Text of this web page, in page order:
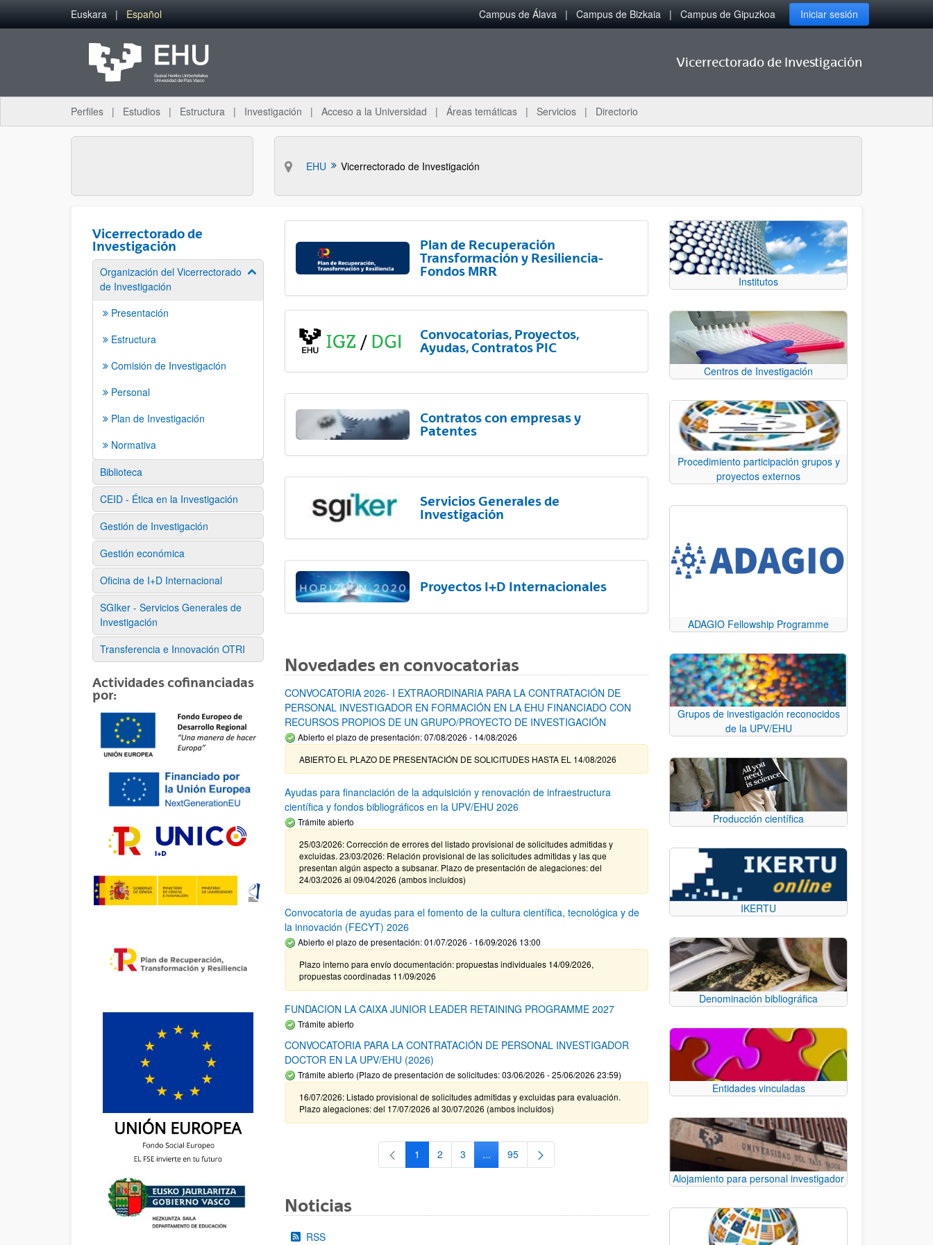
Saltar al contenido principal
Euskara Español Campus de Álava Campus de Bizkaia Campus de Gipuzkoa Iniciar sesión
Vicerrectorado de Investigación
Perfiles Estudios Estructura Investigación Acceso a la Universidad Áreas temáticas Servicios Directorio
EHU Vicerrectorado de Investigación
Vicerrectorado de
Investigación
Organización del Vicerrectorado
de Investigación
Mostrar/ocultar subpáginas
Presentación
Estructura
Comisión de Investigación
Personal
Plan de Investigación
Normativa
Biblioteca
CEID - Ética en la Investigación
Gestión de Investigación
Gestión económica
Oficina de I+D Internacional
SGIker - Servicios Generales de
Investigación
Transferencia e Innovación OTRI
Actividades cofinanciadas
por:
Plan de Recuperación
Transformación y Resiliencia-
Fondos MRR
Convocatorias, Proyectos,
Ayudas, Contratos PIC
Contratos con empresas y
Patentes
Servicios Generales de
Investigación
Proyectos I+D Internacionales
Novedades en convocatorias
CONVOCATORIA 2026- I EXTRAORDINARIA PARA LA CONTRATACIÓN DE
PERSONAL INVESTIGADOR EN FORMACIÓN EN LA EHU FINANCIADO CON
RECURSOS PROPIOS DE UN GRUPO/PROYECTO DE INVESTIGACIÓN
Abierto el plazo de presentación: 07/08/2026 - 14/08/2026
ABIERTO EL PLAZO DE PRESENTACIÓN DE SOLICITUDES HASTA EL 14/08/2026
Ayudas para financiación de la adquisición y renovación de infraestructura
científica y fondos bibliográficos en la UPV/EHU 2026
Trámite abierto
25/03/2026: Corrección de errores del listado provisional de solicitudes admitidas y
excluidas. 23/03/2026: Relación provisional de las solicitudes admitidas y las que
presentan algún aspecto a subsanar. Plazo de presentación de alegaciones: del
24/03/2026 al 09/04/2026 (ambos incluídos)
Convocatoria de ayudas para el fomento de la cultura científica, tecnológica y de
la innovación (FECYT) 2026
Abierto el plazo de presentación: 01/07/2026 - 16/09/2026 13:00
Plazo interno para envío documentación: propuestas individuales 14/09/2026,
propuestas coordinadas 11/09/2026
FUNDACION LA CAIXA JUNIOR LEADER RETAINING PROGRAMME 2027
Trámite abierto
CONVOCATORIA PARA LA CONTRATACIÓN DE PERSONAL INVESTIGADOR
DOCTOR EN LA UPV/EHU (2026)
Trámite abierto (Plazo de presentación de solicitudes: 03/06/2026 - 25/06/2026 23:59)
16/07/2026: Listado provisional de solicitudes admitidas y excluidas para evaluación.
Plazo alegaciones: del 17/07/2026 al 30/07/2026 (ambos incluídos)
Página
1 Página
2 Página
3 ...Páginas intermedias Use TAB para desplazarse.
Página
95
Noticias
RSS
Institutos
Centros de Investigación
Procedimiento participación grupos y
proyectos externos
ADAGIO Fellowship Programme
Grupos de investigación reconocidos
de la UPV/EHU
Producción científica
IKERTU
Denominación bibliográfica
Entidades vinculadas
Alojamiento para personal investigador